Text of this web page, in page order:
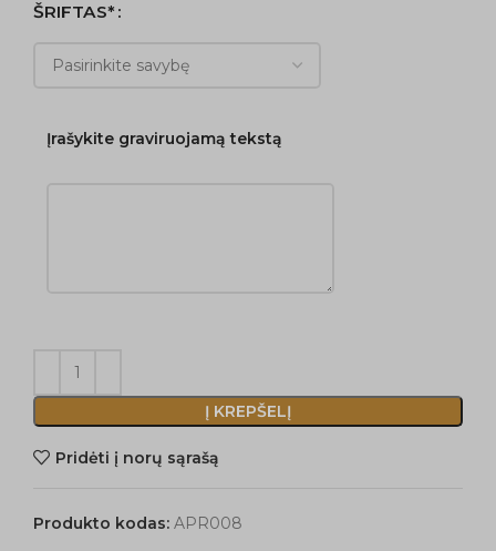
ŠRIFTAS*
Įrašykite graviruojamą tekstą
Į KREPŠELĮ
Pridėti į norų sąrašą
Produkto kodas: APR008